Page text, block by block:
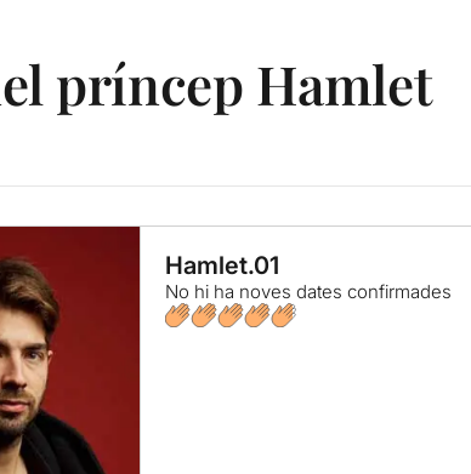
príncep Hamlet
Hamlet.01
No hi ha noves dates confirmades